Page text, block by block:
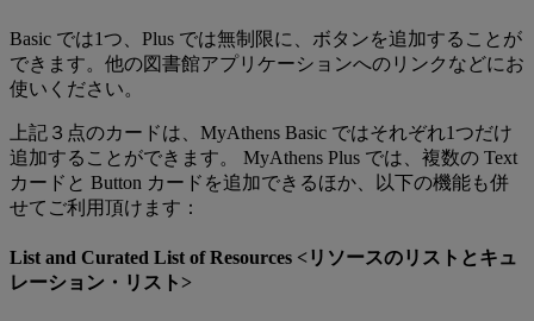
Basic では1つ、Plus では無制限に、ボタンを追加することが
できます。他の図書館アプリケーションへのリンクなどにお
使いください。
上記３点のカードは、MyAthens Basic ではそれぞれ1つだけ
追加することができます。 MyAthens Plus では、複数の Text
カードと Button カードを追加できるほか、以下の機能も併
せてご利用頂けます：
List and Curated List of Resources <リソースのリストとキュ
レーション・リスト>